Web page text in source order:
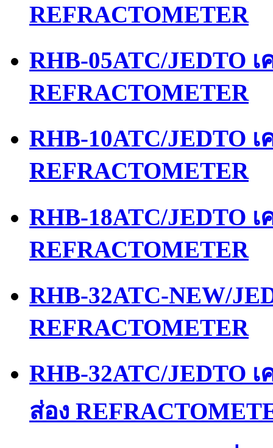
REFRACTOMETER
RHB-05ATC/JEDTO
REFRACTOMETER
RHB-10ATC/JEDTO
REFRACTOMETER
RHB-18ATC/JEDTO
REFRACTOMETER
RHB-32ATC-NEW/
REFRACTOMETER
RHB-32ATC/JEDTO
ส่อง